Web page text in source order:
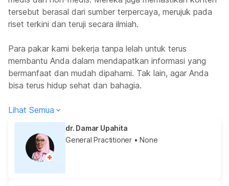
tersebut berasal dari sumber terpercaya, merujuk pada
riset terkini dan teruji secara ilmiah.
Para pakar kami bekerja tanpa lelah untuk terus
membantu Anda dalam mendapatkan informasi yang
bermanfaat dan mudah dipahami. Tak lain, agar Anda
bisa terus hidup sehat dan bahagia.
Lihat Semua
dr. Damar Upahita
General Practitioner • None